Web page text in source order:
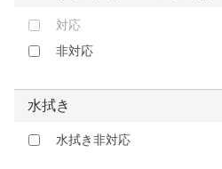
対応
非対応
水拭き
水拭き非対応